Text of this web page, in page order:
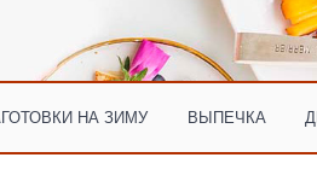
НА ЗИМУ ВЫПЕЧКА